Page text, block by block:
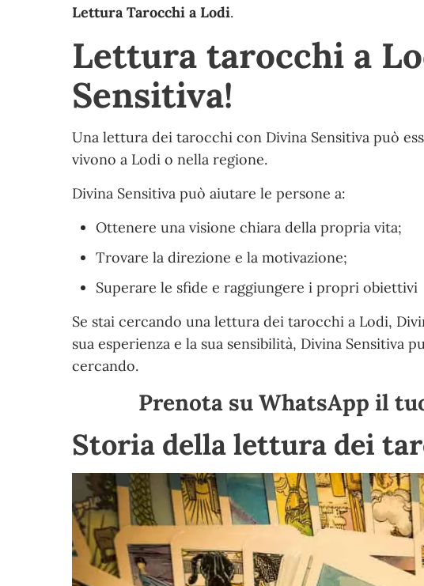
Lettura Tarocchi a Lodi.
Lettura tarocchi a
Sensitiva!
Una lettura dei tarocchi con Divina Sensitiva può
vivono a Lodi o nella regione.
Divina Sensitiva può aiutare le persone a:
Ottenere una visione chiara della propria vita;
Trovare la direzione e la motivazione;
Superare le sfide e raggiungere i propri obiettivi
Se stai cercando una lettura dei tarocchi a Lodi,
sua esperienza e la sua sensibilità, Divina
cercando.
Prenota su WhatsApp il
Storia della lettura dei